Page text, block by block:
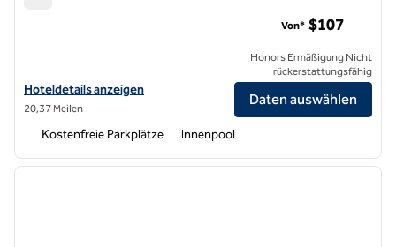
Hoteldetails für das Hilton Garden Inn Fremont Milpitas anzeigen
Hoteldetails anzeigen
20,37 Meilen
Von* $107
Honors Ermäßigung Nicht
rückerstattungsfähig
Daten auswählen
Kostenfreie Parkplätze Innenpool
1 von 12